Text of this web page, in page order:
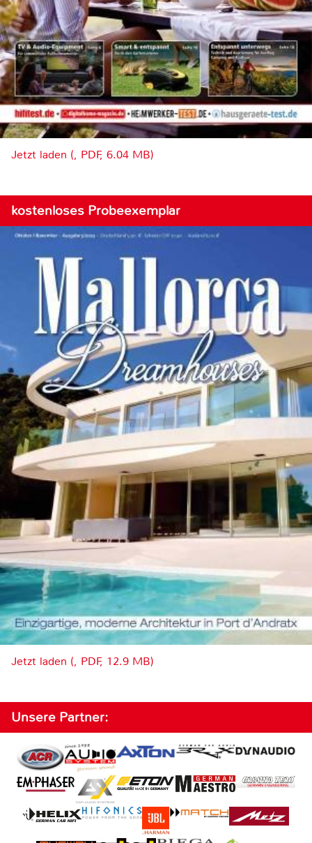
Jetzt laden (, PDF, 6.04 MB)
kostenloses Probeexemplar
Jetzt laden (, PDF, 12.9 MB)
Unsere Partner: